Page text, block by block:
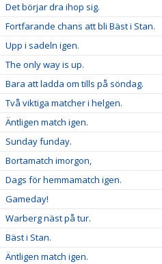
Det börjar dra ihop sig.
Fortfarande chans att bli Bäst i Stan.
Upp i sadeln igen.
The only way is up.
Bara att ladda om tills på söndag.
Två viktiga matcher i helgen.
Äntligen match igen.
Sunday funday.
Bortamatch imorgon,
Dags för hemmamatch igen.
Gameday!
Warberg näst på tur.
Bäst i Stan.
Äntligen match igen.